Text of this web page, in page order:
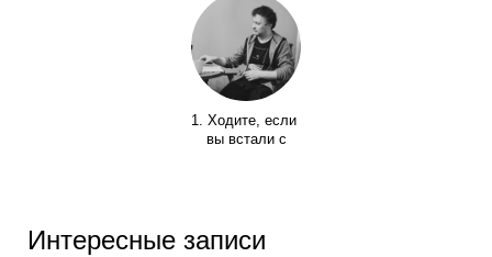
1. Ходите, если
вы встали с
Интересные записи